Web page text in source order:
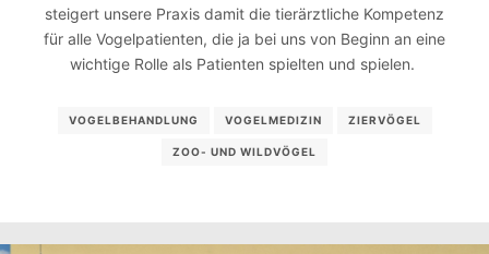
steigert unsere Praxis damit die tierärztliche Kompetenz
für alle Vogelpatienten, die ja bei uns von Beginn an eine
wichtige Rolle als Patienten spielten und spielen.
VOGELBEHANDLUNG VOGELMEDIZIN ZIERVÖGEL
ZOO- UND WILDVÖGEL